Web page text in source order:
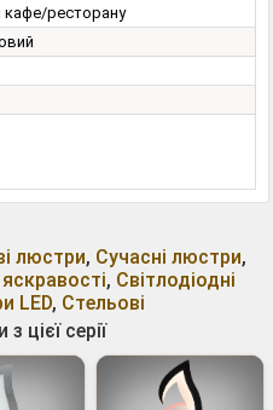
кафе/ресторану
люстри, Сучасні люстри,
, Світлодіодні
LED, Стельові
цієї серії